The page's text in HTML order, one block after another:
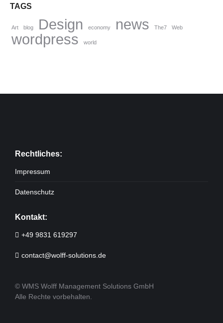
TAGS
Art blog Design economy news The7 Web
wordpress world
Rechtliches:
Impressum
Datenschutz
Kontakt:
+49 9831 619297
contact@wolff-solutions.de
© WMS Wolff Management Solutions GmbH
Alle Rechte vorbehalten.